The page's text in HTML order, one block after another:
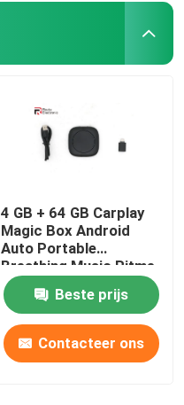
4 GB + 64 GB Carplay
Magic Box Android
Auto Portable
Breathing Music Ritme
Sfeer
Beste prijs
Contacteer ons